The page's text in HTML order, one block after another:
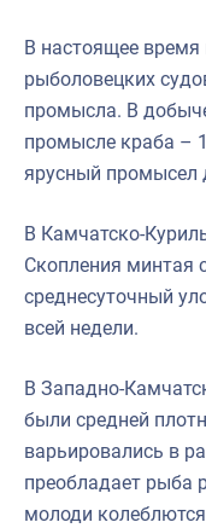
В настоящее время
рыболовецких
промысла. В
промысле краба –
ярусный промысел
В Камчатско-
Скопления минтая
среднесуточный
всей недели.
В Западно-
были средней
варьировались в
преобладает рыба
молоди колеблются